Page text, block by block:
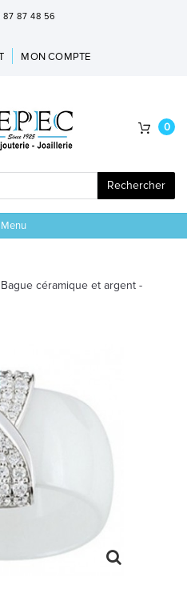
87 87 48 56
MON COMPTE
Rechercher
0
Menu
NOUS
Bague céramique et argent -